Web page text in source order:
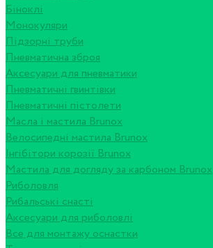
Біноклі
Монокуляри
Підзорні труби
Пневматична зброя
Аксесуари для пневматики
Пневматичні гвинтівки
Пневматичні пістолети
Масла і мастила Brunox
Велосипедні мастила Brunox
Інгібітори корозії Brunox
Мастила для догляду за карбоном Brunox
Риболовля
Рибальські снасті
Аксесуари для риболовлі
Все для монтажу оснастки